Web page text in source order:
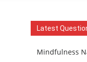
Latest
Mindfulness